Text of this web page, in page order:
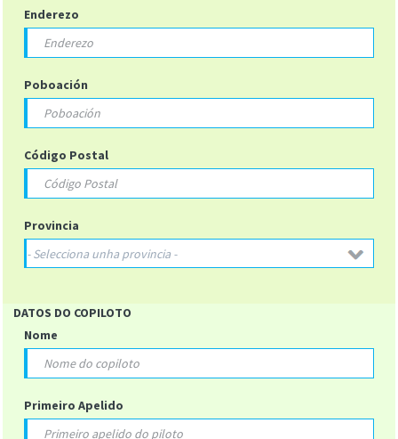
Enderezo
Poboación
Código Postal
Provincia
DATOS DO COPILOTO
Nome
Primeiro Apelido